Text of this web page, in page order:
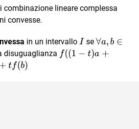
combinazione lineare complessa
convesse.
in un intervalloI
Ise \forall
a,b
∀a, b ∈
disuguaglianza f((1-
f((1 − t)a +
+ tf(b)